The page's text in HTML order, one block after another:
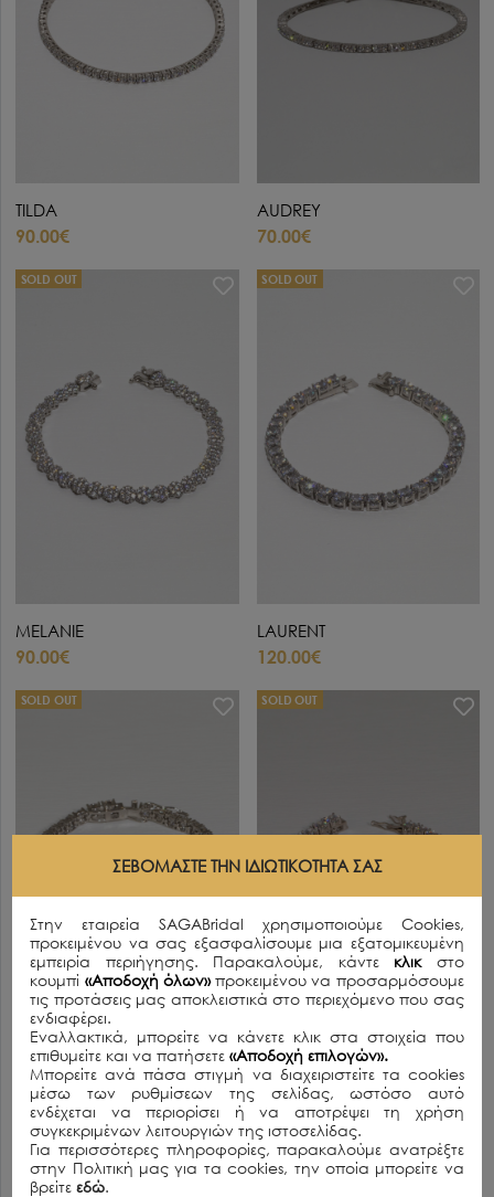
TILDA
90.00€
AUDREY
70.00€
SOLD OUT
MELANIE
90.00€
SOLD OUT
LAURENT
120.00€
SOLD OUT
SHARON
150.00€
SOLD OUT
VERA
120.00€
ΣΕΒΌΜΑΣΤΕ ΤΗΝ ΙΔΙΩΤΙΚΌΤΗΤΆ ΣΑΣ
Στην εταιρεία SAGABridal χρησιμοποιούμε Cookies,
προκειμένου να σας εξασφαλίσουμε μια εξατομικευμένη
εμπειρία περιήγησης. Παρακαλούμε, κάντε κλικ στο
κουμπί «Αποδοχή όλων»προκειμένου να προσαρμόσουμε
τις προτάσεις μας αποκλειστικά στο περιεχόμενο που σας
ενδιαφέρει.
Εναλλακτικά, μπορείτε να κάνετε κλικ στα στοιχεία που
επιθυμείτε και να πατήσετε«Αποδοχή επιλογών».
Μπορείτε ανά πάσα στιγμή να διαχειριστείτε τα cookies
μέσω των ρυθμίσεων της σελίδας, ωστόσο αυτό
ενδέχεται να περιορίσει ή να αποτρέψει τη χρήση
συγκεκριμένων λειτουργιών της ιστοσελίδας.
Για περισσότερες πληροφορίες, παρακαλούμε ανατρέξτε
στην Πολιτική μας για τα cookies, την οποία μπορείτε να
βρείτεεδώ.